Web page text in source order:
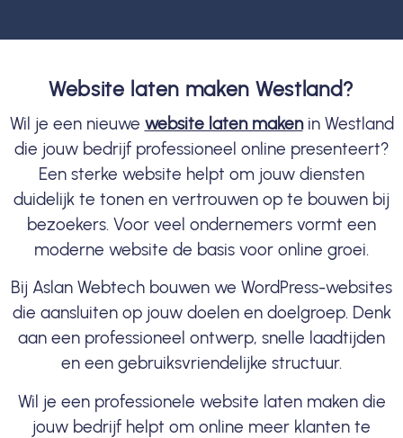
Website laten maken Westland?
Wil je een nieuwe website laten makenin Westland
die jouw bedrijf professioneel online presenteert?
Een sterke website helpt om jouw diensten
duidelijk te tonen en vertrouwen op te bouwen bij
bezoekers. Voor veel ondernemers vormt een
moderne website de basis voor online groei.
Bij Aslan Webtech bouwen we WordPress-websites
die aansluiten op jouw doelen en doelgroep. Denk
aan een professioneel ontwerp, snelle laadtijden
en een gebruiksvriendelijke structuur.
Wil je een professionele website laten maken die
jouw bedrijf helpt om online meer klanten te